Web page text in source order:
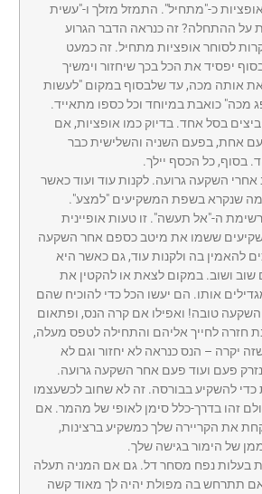
כ-"מתחיל". התמזל מזלך ו-"עשית
על ההתחלה? זה כנראה הדבר הגרוע
לסוחר אופציות מתחיל. זה כמעט
יפסיד את הכל בכך שיחזור וימשיך
אותה מכה, עד שלבסוף במקום "לעשות
מכה" כואבת במיוחד וכל כספו מתאייד.
בסל אחד. בדיוק כמו אופציות, אם
אחת, בפעם השניה והשלישית כבר
בסוף, כל הכסף יילך.
אחרי השקעה גרועה. לקנות עוד ועוד כאשר
מה שנקרא בשפת המשקיעים "למצע".
ה-"אל תעשה". זו טעות אופיינית
ששמו את מיטב כספם אחר השקעה
להאמין בה ולקנות עוד, גם כאשר היא
ושוב. במקום לצאת או להקטין את
אותו. הם יעשו הכל כדי להוכיח שהם
השקעה טובה! ואפילו אם קרה הנס, ופתאום
חזרה לחייך אליהם והתחילה לטפס מעלה,
יקרה – הנס כנראה לא יחזור וגם לא
פעם ועוד פעם אחר השקעה גרועה.
כדי להשקיע בבורסה. זה לא שחוב לכשעצמו
זהו בדרך-כלל סימן לאופי של מהמר. אם
את הקריירה שלך כמשקיע ברצינות,
של הימור בגישה שלך.
בעלות נפח מסחר דל. גם אם המניה תעלה
תתרחש בה מפולת יהיה לך מאוד קשה